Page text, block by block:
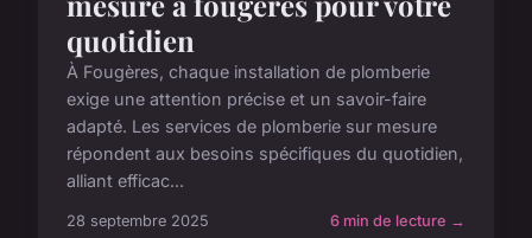
quotidien
À Fougères, chaque installation de plomberie
exige une attention précise et un savoir-faire
adapté. Les services de plomberie sur mesure
répondent aux besoins spécifiques du quotidien,
alliant efficac...
28 septembre 2025 6 min de lecture →